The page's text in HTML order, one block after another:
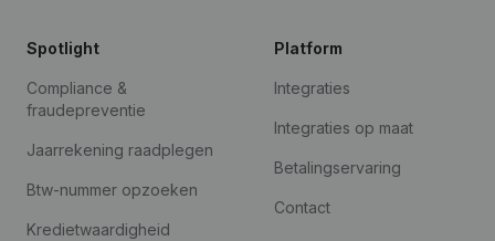
Spotlight
Compliance &
fraudepreventie
Jaarrekening raadplegen
Btw-nummer opzoeken
Kredietwaardigheid
Platform
Integraties
Integraties op maat
Betalingservaring
Contact